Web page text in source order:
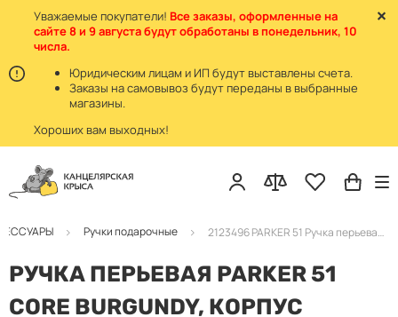
Уважаемые покупатели! Все заказы, оформленные на
сайте 8 и 9 августа будут обработаны в понедельник, 10
числа.
Юридическим лицам и ИП будут выставлены счета.
Заказы на самовывоз будут переданы в выбранные
магазины.
Хороших вам выходных!
Ручки подарочные 2123496 PARKER 51 Ручка перьевая бордовая/хром
РУЧКА ПЕРЬЕВАЯ PARKER 51
CORE BURGUNDY, КОРПУС